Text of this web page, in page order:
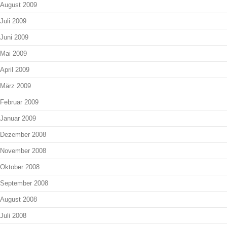
August 2009
Juli 2009
Juni 2009
Mai 2009
April 2009
März 2009
Februar 2009
Januar 2009
Dezember 2008
November 2008
Oktober 2008
September 2008
August 2008
Juli 2008